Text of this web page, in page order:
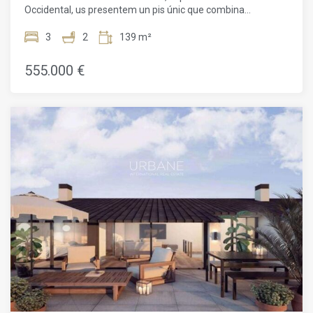
Occidental, us presentem un pis únic que combina
propietat de 137 m² compta amb 3 habitacions espaioses, 2
L'apartament es troba en un edifici històric dissenyat per
l'arquitecte Santiago Casulleras als anys 50, combinant a la
aquest edifici ha estat acuradament renovat per oferir un
espai de vida refinat i pràctic. El gran saló, obert a una cuina
moderna i totalment equipada, gaudeix de sostres alts i
grans finestres, típiques de l'arquitectura industrial, que
permeten que la llum natural inundin l'espai. Les tres
habitacions, lluminoses i ben dissenyades, ofereixen un
confort òptim i un espai d'emmagatzematge suficient per
satisfer les necessitats d'una família. Els dos banys,
equipats amb materials de qualitat, combinen funcionalitat i
disseny modern. Un dels banys compta amb una dutxa
italiana, mentre que l'altre té una banyera per oferir més
comoditat. El veritable punt fort d'aquest pis és la seva
terrassa privada de 36 m², un autèntic oasi al cor de la
ciutat. Aquest gran espai exterior permet gaudir de les suau
tardes mediterrànies, sopar a l'aire lliure o simplement
3 2 139 m²
555.000 €